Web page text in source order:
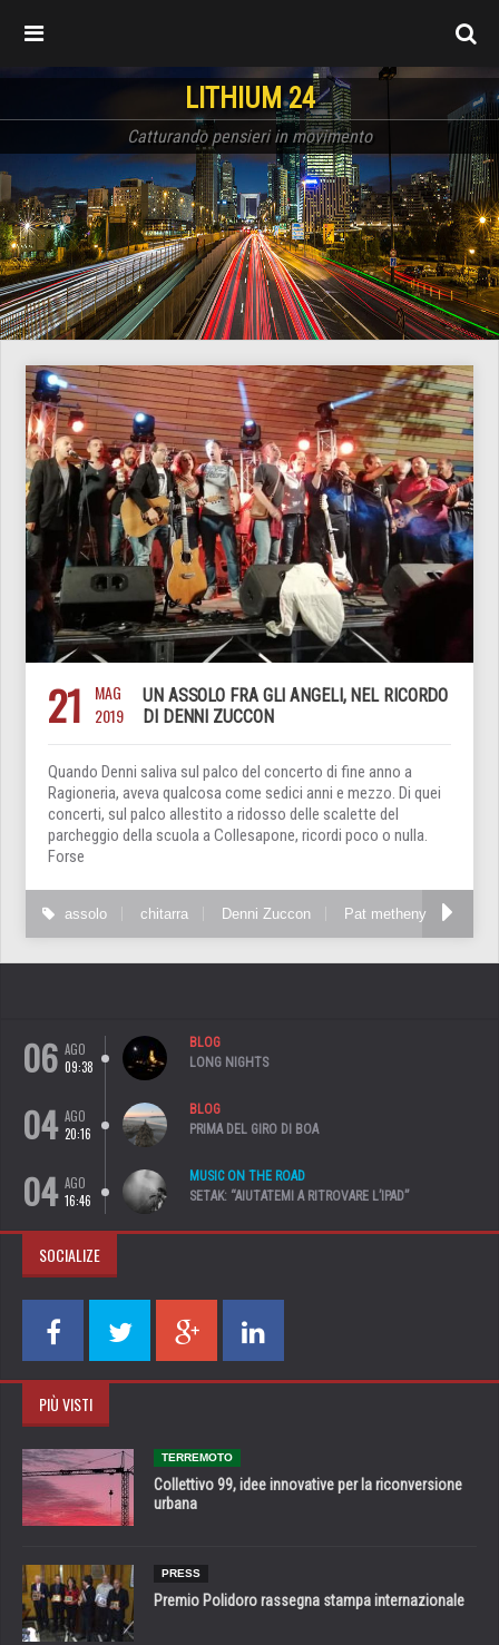
LITHIUM 24
Catturando pensieri in movimento
21
MAG
2019
UN ASSOLO FRA GLI ANGELI, NEL RICORDO
DI DENNI ZUCCON
Quando Denni saliva sul palco del concerto di fine anno a
Ragioneria, aveva qualcosa come sedici anni e mezzo. Di quei
concerti, sul palco allestito a ridosso delle scalette del
parcheggio della scuola a Collesapone, ricordi poco o nulla.
Forse
assolo chitarra Denni Zuccon Pat metheny
06 AGO
09:38
BLOG
LONG NIGHTS
04 AGO
20:16
BLOG
PRIMA DEL GIRO DI BOA
04 AGO
16:46
MUSIC ON THE ROAD
SETAK: “AIUTATEMI A RITROVARE L’IPAD”
SOCIALIZE
PIÙ VISTI
TERREMOTO
Collettivo 99, idee innovative per la riconversione
urbana
PRESS
Premio Polidoro rassegna stampa internazionale